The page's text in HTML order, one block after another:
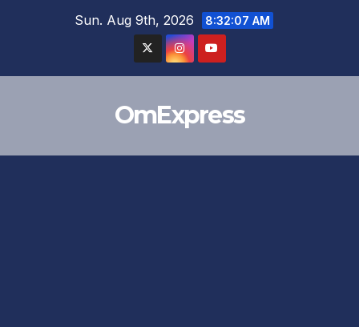
Sun. Aug 9th, 2026 8:32:07 AM
OmExpress